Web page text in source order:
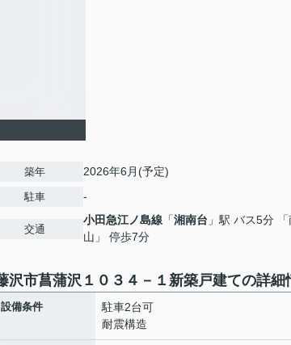
築年 2026年6月(予定)
駐車 -
交通
小田急江ノ島線 「湘南台 」駅 バス5分
山」 停歩7分
沢市菖蒲沢１０３４－１新築戸建ての詳細
設備条件
駐車2台可
耐震構造